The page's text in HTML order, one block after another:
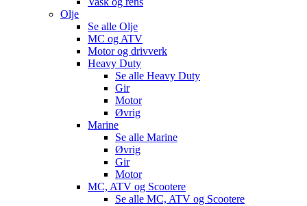
Olje
Se alle Olje
MC og ATV
Motor og drivverk
Heavy Duty
Se alle Heavy Duty
Gir
Motor
Øvrig
Marine
Se alle Marine
Øvrig
Gir
Motor
MC, ATV og Scootere
Se alle MC, ATV og Scootere